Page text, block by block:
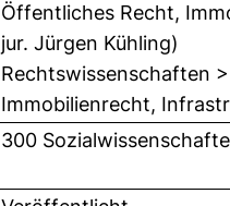
Öffentliches Recht,
jur. Jürgen Kühling)
Rechtswissenschaften
Immobilienrecht,
300